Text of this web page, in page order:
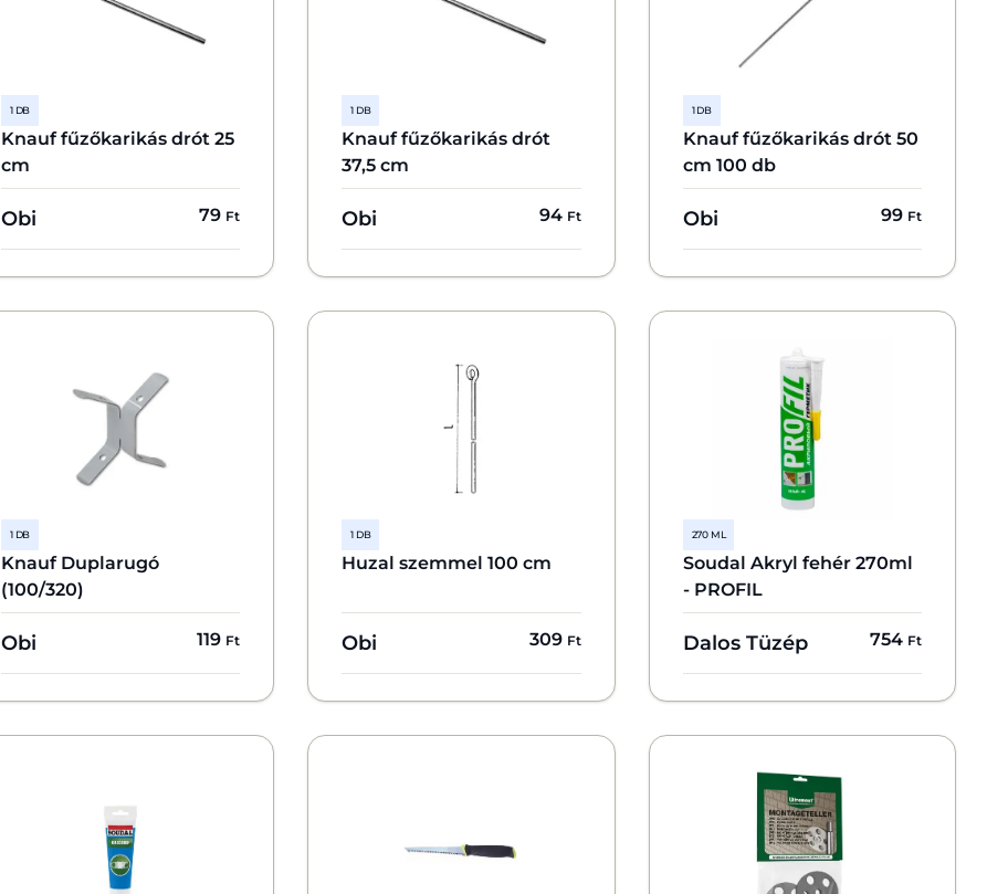
1 DB
Knauf fűzőkarikás drót 25
cm
Obi 79 Ft
1 DB
Knauf fűzőkarikás drót
37,5 cm
Obi 94 Ft
1 DB
Knauf fűzőkarikás drót 50
cm 100 db
Obi 99 Ft
1 DB
Knauf Duplarugó
(100/320)
Obi 119 Ft
1 DB
Huzal szemmel 100 cm
Obi 309 Ft
270 ML
Soudal Akryl fehér 270ml
- PROFIL
Dalos Tüzép 754 Ft